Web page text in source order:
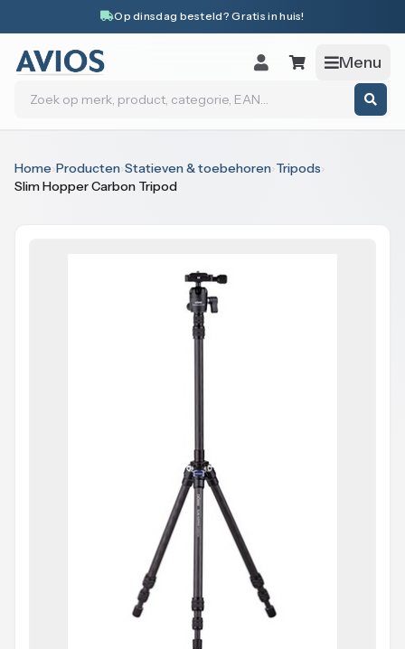
Op dinsdag besteld? Gratis in huis!
Menu
Zoeken
Home›Producten›Statieven & toebehoren›Tripods›
Slim Hopper Carbon Tripod